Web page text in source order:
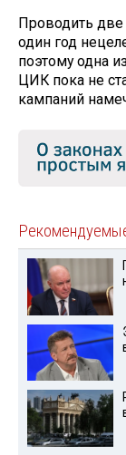
Проводить
один год
поэтому одна
ЦИК пока не
кампаний